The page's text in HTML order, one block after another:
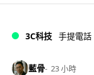
3C科技 手提電話
藍骨 23 小時